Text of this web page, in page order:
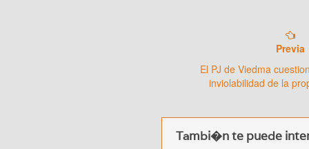
Previa
El PJ de Viedma
inviolabilidad de la
Tambi�n te puede